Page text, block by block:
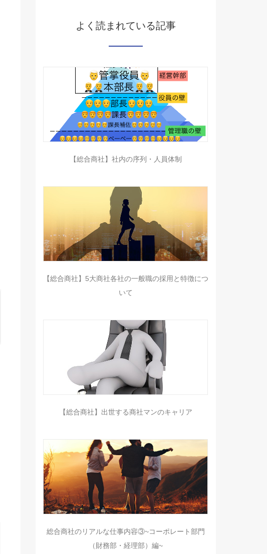
よく読まれている記事
【総合商社】社内の序列・人員体制
【総合商社】5大商社各社の一般職の採用と特徴につ
いて
【総合商社】出世する商社マンのキャリア
総合商社のリアルな仕事内容③~コーポレート部門
（財務部・経理部）編~